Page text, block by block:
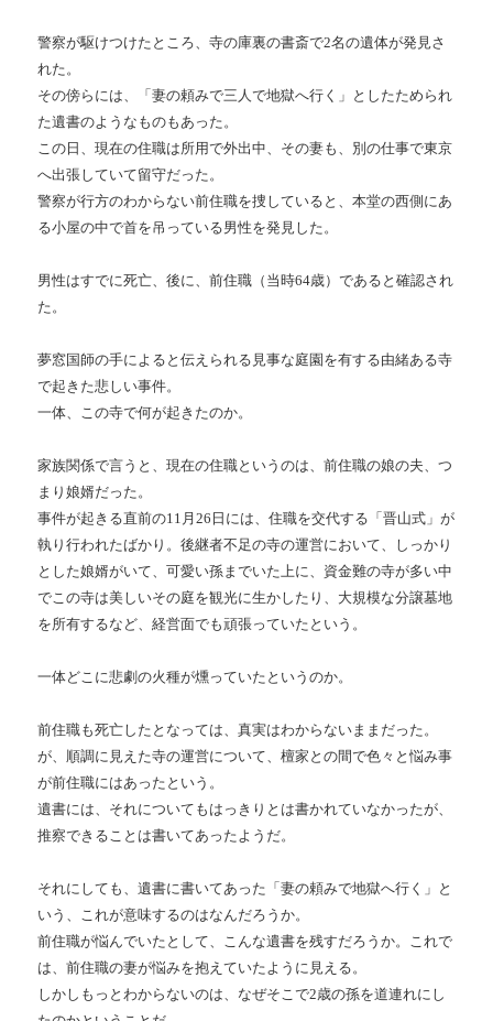
警察が駆けつけたところ、寺の庫裏の書斎で2名の遺体が発見さ
れた。
その傍らには、「妻の頼みで三人で地獄へ行く」としたためられ
た遺書のようなものもあった。
この日、現在の住職は所用で外出中、その妻も、別の仕事で東京
へ出張していて留守だった。
警察が行方のわからない前住職を捜していると、本堂の西側にあ
る小屋の中で首を吊っている男性を発見した。
男性はすでに死亡、後に、前住職（当時64歳）であると確認され
た。
夢窓国師の手によると伝えられる見事な庭園を有する由緒ある寺
で起きた悲しい事件。
一体、この寺で何が起きたのか。
家族関係で言うと、現在の住職というのは、前住職の娘の夫、つ
まり娘婿だった。
事件が起きる直前の11月26日には、住職を交代する「晋山式」が
執り行われたばかり。後継者不足の寺の運営において、しっかり
とした娘婿がいて、可愛い孫までいた上に、資金難の寺が多い中
でこの寺は美しいその庭を観光に生かしたり、大規模な分譲墓地
を所有するなど、経営面でも頑張っていたという。
一体どこに悲劇の火種が燻っていたというのか。
前住職も死亡したとなっては、真実はわからないままだった。
が、順調に見えた寺の運営について、檀家との間で色々と悩み事
が前住職にはあったという。
遺書には、それについてもはっきりとは書かれていなかったが、
推察できることは書いてあったようだ。
それにしても、遺書に書いてあった「妻の頼みで地獄へ行く」と
いう、これが意味するのはなんだろうか。
前住職が悩んでいたとして、こんな遺書を残すだろうか。これで
は、前住職の妻が悩みを抱えていたように見える。
しかしもっとわからないのは、なぜそこで2歳の孫を道連れにし